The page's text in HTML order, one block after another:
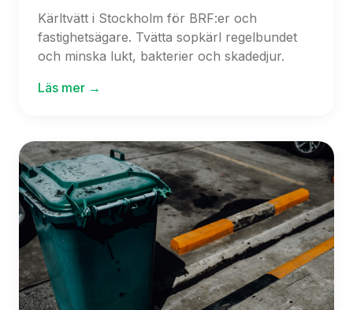
Kärltvätt i Stockholm för BRF:er och
fastighetsägare. Tvätta sopkärl regelbundet
och minska lukt, bakterier och skadedjur.
Läs mer →